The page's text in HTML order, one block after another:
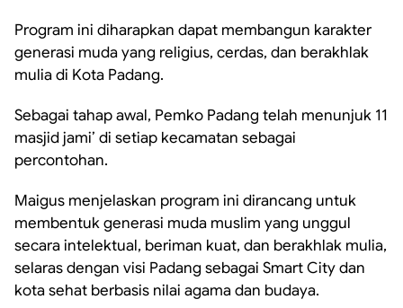
Program ini diharapkan dapat membangun karakter
generasi muda yang religius, cerdas, dan berakhlak
mulia di Kota Padang.
Sebagai tahap awal, Pemko Padang telah menunjuk 11
masjid jami’ di setiap kecamatan sebagai
percontohan.
Maigus menjelaskan program ini dirancang untuk
membentuk generasi muda muslim yang unggul
secara intelektual, beriman kuat, dan berakhlak mulia,
selaras dengan visi Padang sebagai Smart City dan
kota sehat berbasis nilai agama dan budaya.